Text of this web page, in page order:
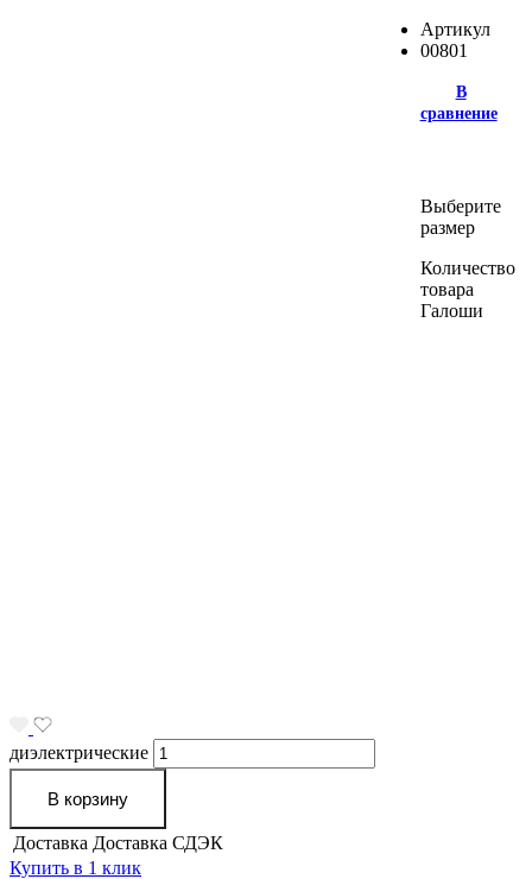
Артикул
00801
В
сравнение
Выберите
размер
Количество
товара
Галоши
диэлектрические
В корзину
Доставка Доставка СДЭК
Купить в 1 клик